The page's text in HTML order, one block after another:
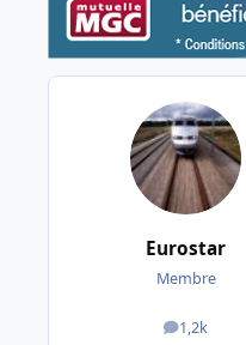
Eurostar
Membre
1,2k
messages